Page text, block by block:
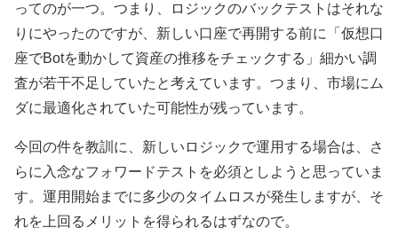
ってのが一つ。つまり、ロジックのバックテストはそれな
りにやったのですが、新しい口座で再開する前に「仮想口
座でBotを動かして資産の推移をチェックする」細かい調
査が若干不足していたと考えています。つまり、市場にム
ダに最適化されていた可能性が残っています。
今回の件を教訓に、新しいロジックで運用する場合は、さ
らに入念なフォワードテストを必須としようと思っていま
す。運用開始までに多少のタイムロスが発生しますが、そ
れを上回るメリットを得られるはずなので。